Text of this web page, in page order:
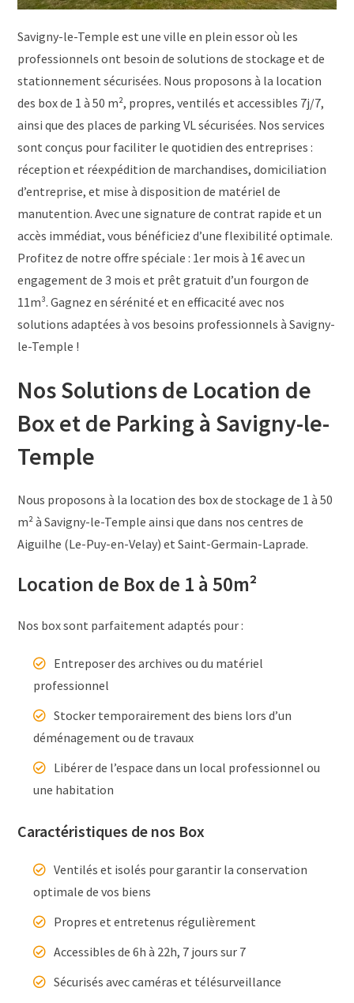
Savigny-le-Temple est une ville en plein essor où les
professionnels ont besoin de solutions de stockage et de
stationnement sécurisées. Nous proposons à la location
des box de 1 à 50 m², propres, ventilés et accessibles 7j/7,
ainsi que des places de parking VL sécurisées. Nos services
sont conçus pour faciliter le quotidien des entreprises :
réception et réexpédition de marchandises, domiciliation
d’entreprise, et mise à disposition de matériel de
manutention. Avec une signature de contrat rapide et un
accès immédiat, vous bénéficiez d’une flexibilité optimale.
Profitez de notre offre spéciale : 1er mois à 1€ avec un
engagement de 3 mois et prêt gratuit d’un fourgon de
11m³. Gagnez en sérénité et en efficacité avec nos
solutions adaptées à vos besoins professionnels à Savigny-
le-Temple !
Nos Solutions de Location de
Box et de Parking à Savigny-le-
Temple
Nous proposons à la location des box de stockage de 1 à 50
m² à Savigny-le-Temple ainsi que dans nos centres de
Aiguilhe (Le-Puy-en-Velay) et Saint-Germain-Laprade.
Location de Box de 1 à 50m²
Nos box sont parfaitement adaptés pour :
Entreposer des archives ou du matériel
professionnel
Stocker temporairement des biens lors d’un
déménagement ou de travaux
Libérer de l’espace dans un local professionnel ou
une habitation
Caractéristiques de nos Box
Ventilés et isolés pour garantir la conservation
optimale de vos biens
Propres et entretenus régulièrement
Accessibles de 6h à 22h, 7 jours sur 7
Sécurisés avec caméras et télésurveillance